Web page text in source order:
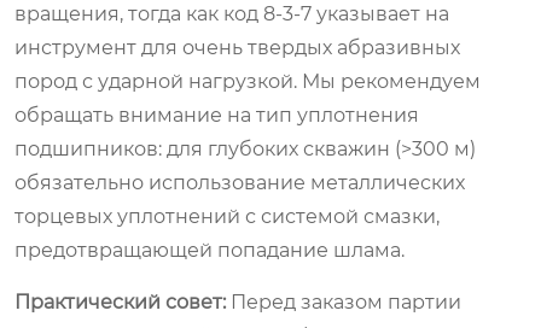
вращения, тогда как код 8-3-7 указывает на
инструмент для очень твердых абразивных
пород с ударной нагрузкой. Мы рекомендуем
обращать внимание на тип уплотнения
подшипников: для глубоких скважин (>300 м)
обязательно использование металлических
торцевых уплотнений с системой смазки,
предотвращающей попадание шлама.
Практический совет: Перед заказом партии